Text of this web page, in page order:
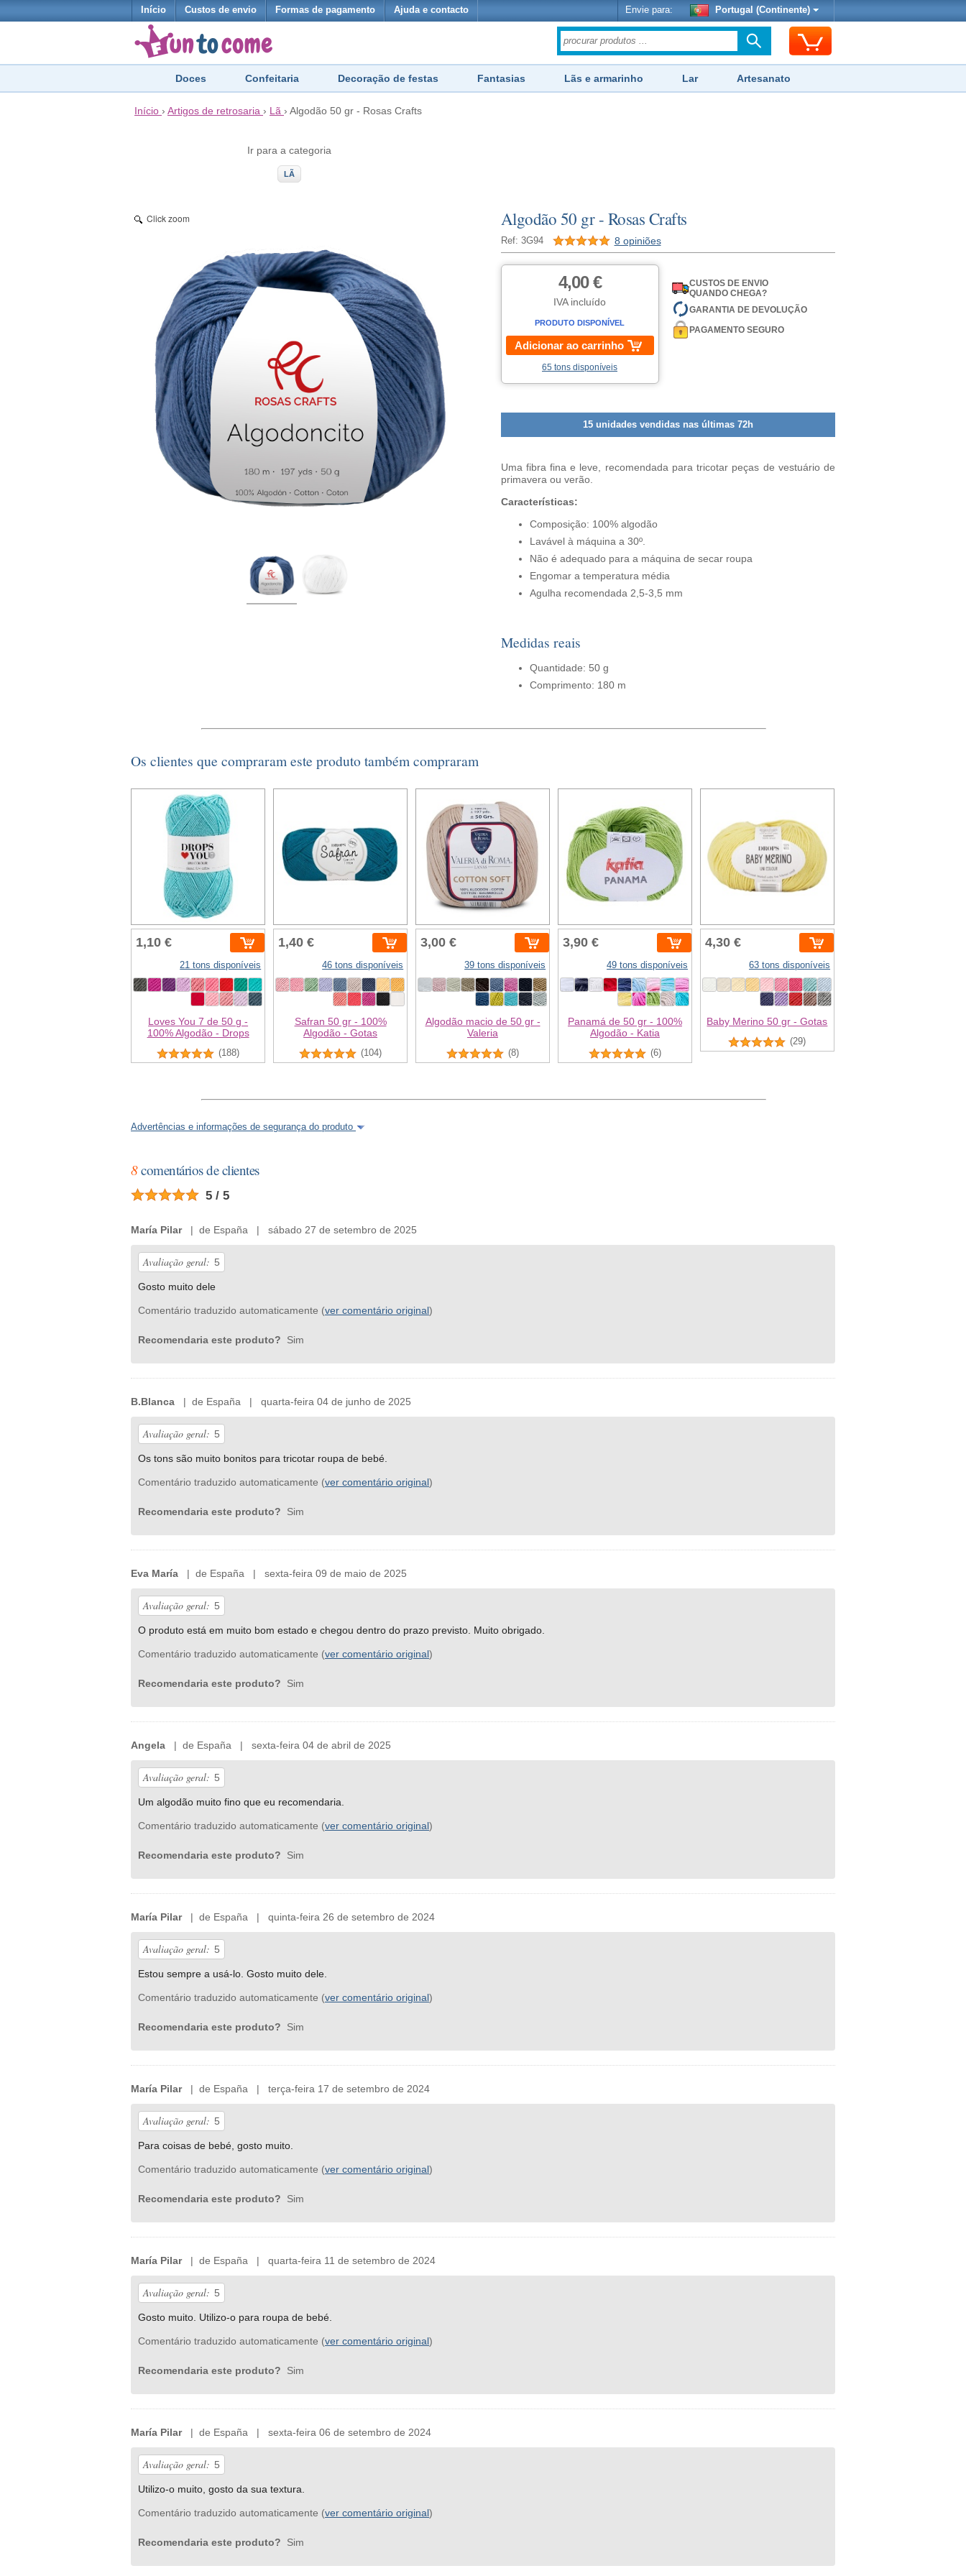
Início Custos de envio Formas de pagamento Ajuda e contacto Envie para: Portugal (Continente)
Doces Confeitaria Decoração de festas Fantasias Lãs e armarinho Lar Artesanato
Início › Artigos de retrosaria › Lã › Algodão 50 gr - Rosas Crafts
Ir para a categoria
LÃ
Algodão 50 gr - Rosas Crafts
Ref: 3G94 8 opiniões
Click zoom
4,00 €
IVA incluído
PRODUTO DISPONÍVEL
Adicionar ao carrinho
65 tons disponíveis
CUSTOS DE ENVIO
QUANDO CHEGA?
GARANTIA DE DEVOLUÇÃO
PAGAMENTO SEGURO
15 unidades vendidas nas últimas 72h
Uma fibra fina e leve, recomendada para tricotar peças de vestuário de
primavera ou verão.
Características:
Composição: 100% algodão
Lavável à máquina a 30º.
Não é adequado para a máquina de secar roupa
Engomar a temperatura média
Agulha recomendada 2,5-3,5 mm
Medidas reais
Quantidade: 50 g
Comprimento: 180 m
Os clientes que compraram este produto também compraram
1,10 €
21 tons disponíveis
Loves You 7 de 50 g -
100% Algodão - Drops
(188)
1,40 €
46 tons disponíveis
Safran 50 gr - 100%
Algodão - Gotas
(104)
3,00 €
39 tons disponíveis
Algodão macio de 50 gr -
Valeria
(8)
3,90 €
49 tons disponíveis
Panamá de 50 gr - 100%
Algodão - Katia
(6)
4,30 €
63 tons disponíveis
Baby Merino 50 gr - Gotas
(29)
Advertências e informações de segurança do produto
8comentários de clientes
5 / 5
María Pilar| de España | sábado 27 de setembro de 2025
Avaliação geral: 5
Gosto muito dele
Comentário traduzido automaticamente (ver comentário original)
Recomendaria este produto? Sim
B.Blanca | de España | quarta-feira 04 de junho de 2025
Avaliação geral: 5
Os tons são muito bonitos para tricotar roupa de bebé.
Comentário traduzido automaticamente (ver comentário original)
Recomendaria este produto? Sim
Eva María | de España | sexta-feira 09 de maio de 2025
Avaliação geral: 5
O produto está em muito bom estado e chegou dentro do prazo previsto. Muito obrigado.
Comentário traduzido automaticamente (ver comentário original)
Recomendaria este produto? Sim
Angela | de España | sexta-feira 04 de abril de 2025
Avaliação geral: 5
Um algodão muito fino que eu recomendaria.
Comentário traduzido automaticamente (ver comentário original)
Recomendaria este produto? Sim
María Pilar| de España | quinta-feira 26 de setembro de 2024
Avaliação geral: 5
Estou sempre a usá-lo. Gosto muito dele.
Comentário traduzido automaticamente (ver comentário original)
Recomendaria este produto? Sim
María Pilar| de España | terça-feira 17 de setembro de 2024
Avaliação geral: 5
Para coisas de bebé, gosto muito.
Comentário traduzido automaticamente (ver comentário original)
Recomendaria este produto? Sim
María Pilar| de España | quarta-feira 11 de setembro de 2024
Avaliação geral: 5
Gosto muito. Utilizo-o para roupa de bebé.
Comentário traduzido automaticamente (ver comentário original)
Recomendaria este produto? Sim
María Pilar| de España | sexta-feira 06 de setembro de 2024
Avaliação geral: 5
Utilizo-o muito, gosto da sua textura.
Comentário traduzido automaticamente (ver comentário original)
Recomendaria este produto? Sim